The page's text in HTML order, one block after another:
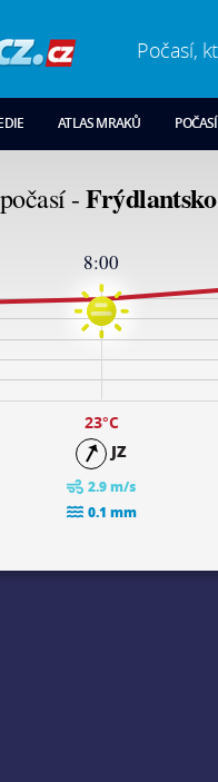
Počasí,
ATLAS MRAKŮ
-Frýdlantsko
8:00
23°C
JZ
2.9 m/s
0.1 mm